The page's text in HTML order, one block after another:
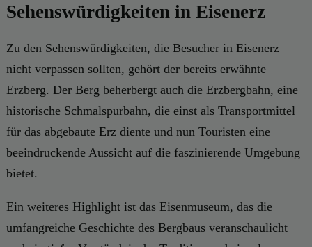
Sehenswürdigkeiten in Eisenerz
Zu den Sehenswürdigkeiten, die Besucher in Eisenerz
nicht verpassen sollten, gehört der bereits erwähnte
Erzberg. Der Berg beherbergt auch die Erzbergbahn, eine
historische Schmalspurbahn, die einst als Transportmittel
für das abgebaute Erz diente und nun Touristen eine
beeindruckende Aussicht auf die faszinierende Umgebung
bietet.
Ein weiteres Highlight ist das Eisenmuseum, das die
umfangreiche Geschichte des Bergbaus veranschaulicht